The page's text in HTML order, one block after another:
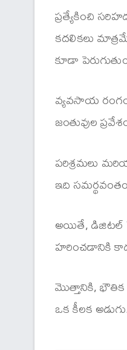
ప్రత్యేకించి
కదలికలు
కూడా
వ్యవసాయ
జంతువుల
పరిశ్రమలు
ఇది
అయితే, డిజిటల్
హరించడానికి
మొత్తానికి, భౌతిక
ఒక కీలక